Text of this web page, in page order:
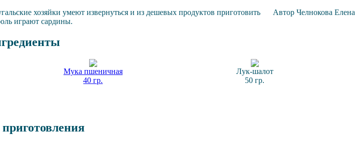
Автор Челнокова Елена
хозяйки умеют извернуться и из дешевых продуктов приготовить
играют сардины.
Мука пшеничная
40 гр.
Лук-шалот
50 гр.